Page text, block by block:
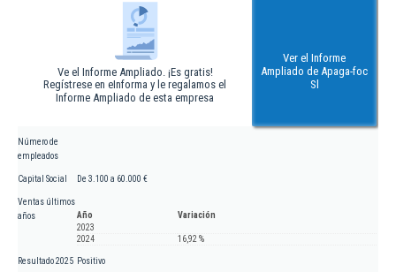
Ve el Informe Ampliado. ¡Es gratis!
Regístrese en eInforma y le regalamos el
Informe Ampliado de esta empresa
Ver el Informe
Ampliado de Apaga-foc
Sl
Número de
empleados
Capital Social De 3.100 a 60.000 €
Ventas últimos
años
Año
Variación
2023
2024
16,92 %
Resultado 2025 Positivo